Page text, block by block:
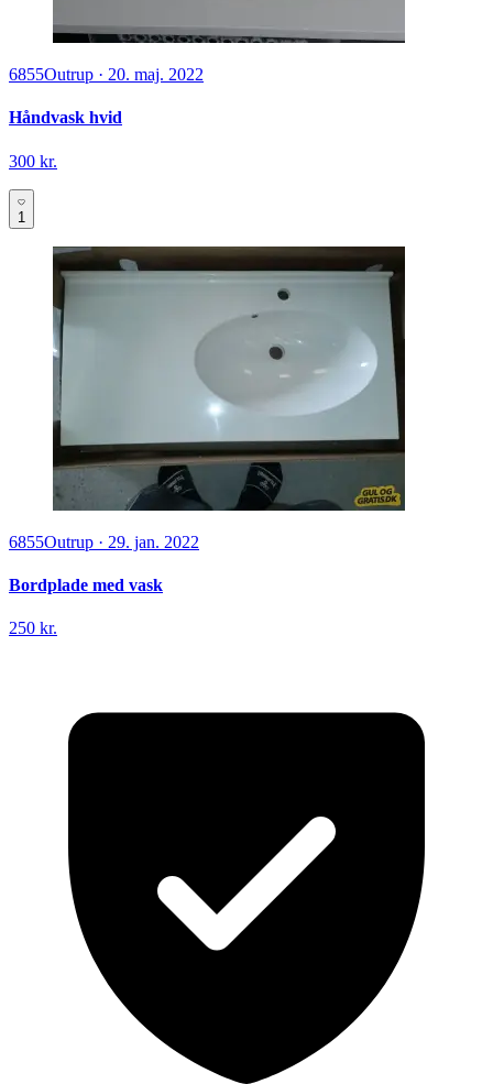
6855Outrup · 20. maj. 2022
Håndvask hvid
300 kr.
1
6855Outrup · 29. jan. 2022
Bordplade med vask
250 kr.